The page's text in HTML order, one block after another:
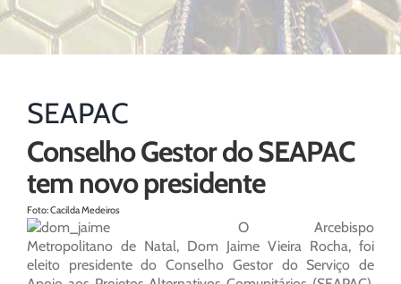
SEAPAC
Conselho Gestor do SEAPAC
tem novo presidente
Foto: Cacilda Medeiros
O Arcebispo
Metropolitano de Natal, Dom Jaime Vieira Rocha, foi
eleito presidente do Conselho Gestor do Serviço de